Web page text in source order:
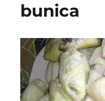
bunica